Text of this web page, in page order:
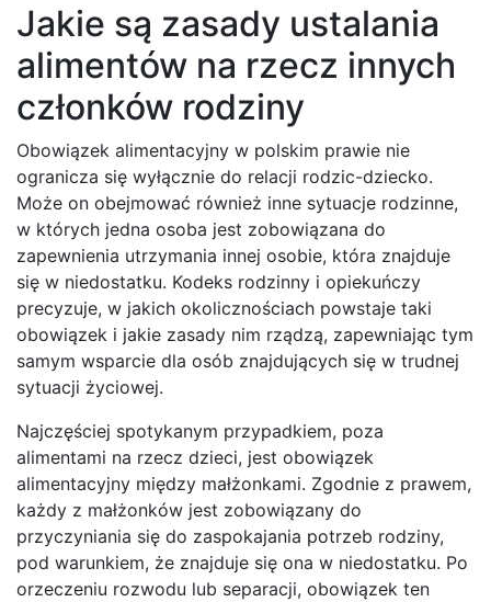
Jakie są zasady ustalania
alimentów na rzecz innych
członków rodziny
Obowiązek alimentacyjny w polskim prawie nie
ogranicza się wyłącznie do relacji rodzic-dziecko.
Może on obejmować również inne sytuacje rodzinne,
w których jedna osoba jest zobowiązana do
zapewnienia utrzymania innej osobie, która znajduje
się w niedostatku. Kodeks rodzinny i opiekuńczy
precyzuje, w jakich okolicznościach powstaje taki
obowiązek i jakie zasady nim rządzą, zapewniając tym
samym wsparcie dla osób znajdujących się w trudnej
sytuacji życiowej.
Najczęściej spotykanym przypadkiem, poza
alimentami na rzecz dzieci, jest obowiązek
alimentacyjny między małżonkami. Zgodnie z prawem,
każdy z małżonków jest zobowiązany do
przyczyniania się do zaspokajania potrzeb rodziny,
pod warunkiem, że znajduje się ona w niedostatku. Po
orzeczeniu rozwodu lub separacji, obowiązek ten